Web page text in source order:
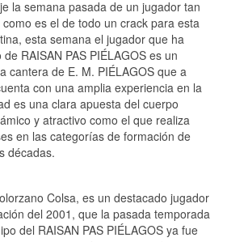
la semana pasada de un jugador tan
es el de todo un crack para esta
esta semana el jugador que ha
RAISAN PAS PIÉLAGOS es un
cantera de E. M. PIÉLAGOS que a
con una amplia experiencia en la
es una clara apuesta del cuerpo
y atractivo como el que realiza
en las categorías de formación de
décadas.
Colsa, es un destacado jugador
del 2001, que la pasada temporada
del RAISAN PAS PIÉLAGOS ya fue